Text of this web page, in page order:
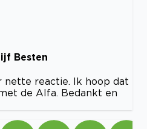
Besten
nette reactie. Ik hoop dat
de Alfa. Bedankt en